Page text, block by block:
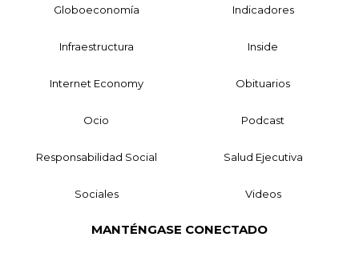
Globoeconomía Indicadores
Infraestructura Inside
Internet Economy Obituarios
Ocio Podcast
Responsabilidad Social Salud Ejecutiva
Sociales Videos
MANTÉNGASE CONECTADO